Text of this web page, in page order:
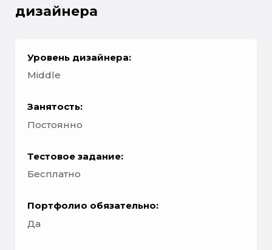
дизайнера
Уровень дизайнера:
Middle
Занятость:
Постоянно
Тестовое задание:
Бесплатно
Портфолио обязательно:
Да